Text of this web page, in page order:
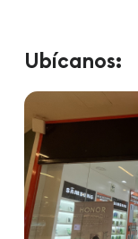
Ubícanos: